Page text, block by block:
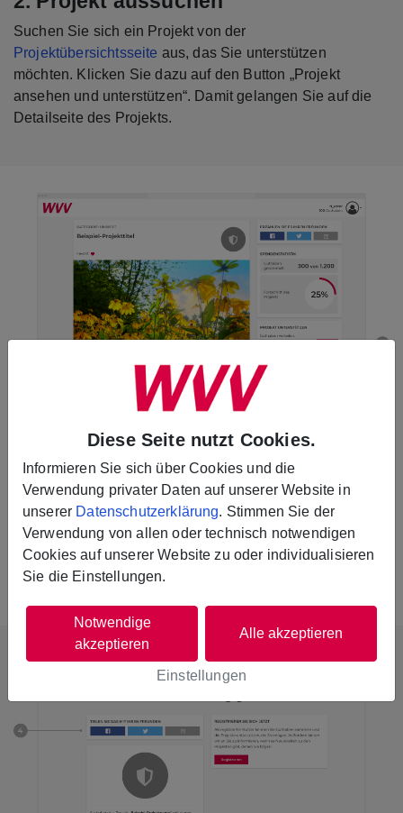
Diese Seite nutzt Cookies.
Informieren Sie sich über Cookies und die
Verwendung privater Daten auf unserer Website in
unserer Datenschutzerklärung. Stimmen Sie der
Verwendung von allen oder technisch notwendigen
Cookies auf unserer Website zu oder individualisieren
Sie die Einstellungen.
Notwendige
akzeptieren
Alle akzeptieren
Einstellungen
Suchen Sie sich ein Projekt von der
Projektübersichtsseite aus, das Sie unterstützen
möchten. Klicken Sie dazu auf den Button „Projekt
ansehen und unterstützen“. Damit gelangen Sie auf die
Detailseite des Projekts.
3. WVV-EnergieCoins verteilen
Hier können Sie nun Ihre WVV-EnergieCoins verteilen.
Geben Sie dazu in das Eingabefeld im Bereich „Projekt
unterstützen“ die gewünschte Anzahl an WVV-
EnergieCoins ein und klicken Sie auf den Button
„Verteilen“. Gerne können Sie Ihre WVV-EnergieCoins
auch auf mehrere Projekte aufteilen.